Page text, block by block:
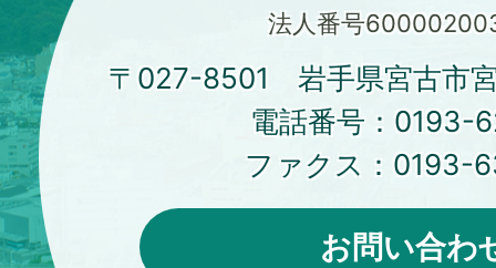
法人番号
〒027-8501 岩手県宮古市
電話番号： 0193-
ファクス： 0193-
お問い合わ